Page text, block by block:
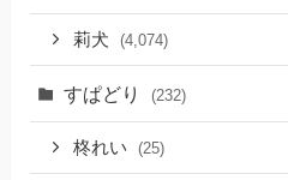
莉犬 (4,074)
すぱどり (232)
柊れい (25)